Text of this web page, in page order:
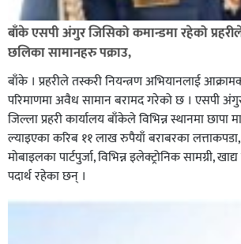
बाँके एसपी अंगुर जिसिको कमान्डमा रहेको
छलिका सामानहरु पक्राउ,
बाँके । प्रहरीले तस्करी नियन्त्रण अभियानलाई
परिमाणमा अवैध सामान बरामद गरेको छ । एसपी
जिल्ला प्रहरी कार्यालय बाँकेले विभिन्न स्थानमा छापा
ल्याइएका करिब ११ लाख रुपैयाँ बराबरका
मोबाइलका पार्टपुर्जा, विभिन्न इलेक्ट्रोनिक सामग्री,
पदार्थ रहेका छन् ।